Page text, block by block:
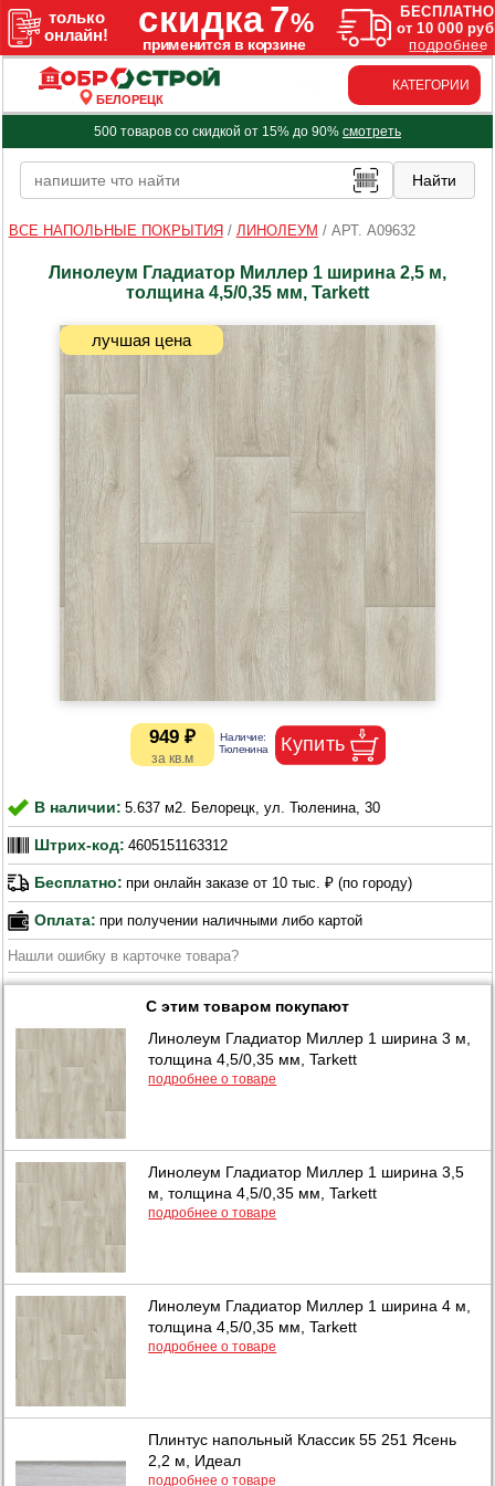
БЕЛОРЕЦК
КАТЕГОРИИ
500 товаров со скидкой от 15% до 90% смотреть
ВСЕ НАПОЛЬНЫЕ ПОКРЫТИЯ / ЛИНОЛЕУМ / АРТ. A09632
Линолеум Гладиатор Миллер 1 ширина 2,5 м,
толщина 4,5/0,35 мм, Tarkett
949 ₽
В наличии: 5.637 м2. Белорецк, ул. Тюленина, 30
Штрих-код: 4605151163312
Бесплатно: при онлайн заказе от 10 тыс. ₽ (по городу)
Оплата: при получении наличными либо картой
Нашли ошибку в карточке товара?
С этим товаром покупают
Линолеум Гладиатор Миллер 1 ширина 3 м,
толщина 4,5/0,35 мм, Tarkett
подробнее о товаре
Линолеум Гладиатор Миллер 1 ширина 3,5
м, толщина 4,5/0,35 мм, Tarkett
подробнее о товаре
Линолеум Гладиатор Миллер 1 ширина 4 м,
толщина 4,5/0,35 мм, Tarkett
подробнее о товаре
Плинтус напольный Классик 55 251 Ясень
2,2 м, Идеал
подробнее о товаре